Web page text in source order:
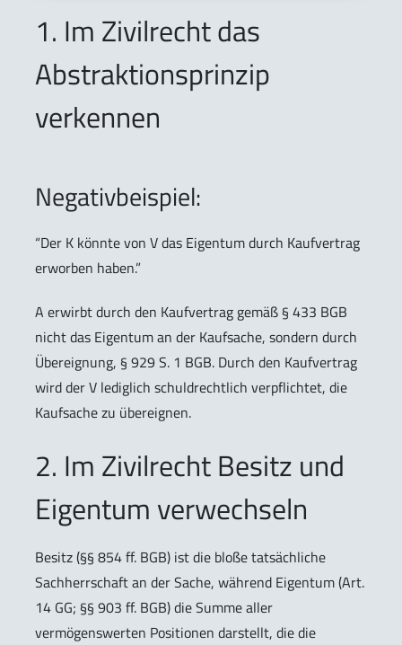
1. Im Zivilrecht das
Abstraktionsprinzip
verkennen
Negativbeispiel:
“Der K könnte von V das Eigentum durch Kaufvertrag
erworben haben.”
A erwirbt durch den Kaufvertrag gemäß § 433 BGB
nicht das Eigentum an der Kaufsache, sondern durch
Übereignung, § 929 S. 1 BGB. Durch den Kaufvertrag
wird der V lediglich schuldrechtlich verpflichtet, die
Kaufsache zu übereignen.
2. Im Zivilrecht Besitz und
Eigentum verwechseln
Besitz (§§ 854 ff. BGB) ist die bloße tatsächliche
Sachherrschaft an der Sache, während Eigentum (Art.
14 GG; §§ 903 ff. BGB) die Summe aller
vermögenswerten Positionen darstellt, die die